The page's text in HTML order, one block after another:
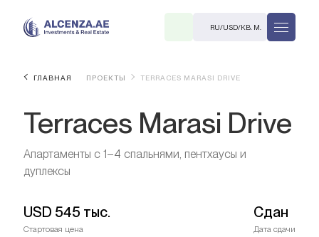
RU/USD/КВ. М.
ГЛАВНАЯ ПРОЕКТЫ TERRACES MARASI DRIVE
Terraces Marasi Drive
Апартаменты с 1–4 спальнями, пентхаусы и
дуплексы
USD 545 тыс.
Стартовая цена
Сдан
Дата сдачи